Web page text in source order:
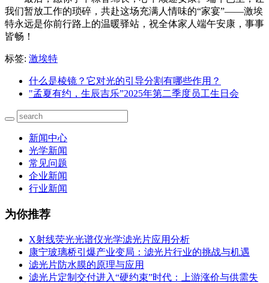
我们暂放工作的琐碎，共赴这场充满人情味的“家宴”——激埃
特永远是你前行路上的温暖驿站，祝全体家人端午安康，事事
皆畅！
标签: 激埃特
什么是棱镜？它对光的引导分割有哪些作用？
"孟夏有约，生辰吉乐”2025年第二季度员工生日会
新闻中心
光学新闻
常见问题
企业新闻
行业新闻
为你推荐
X射线荧光光谱仪光学滤光片应用分析
康宁玻璃桥引爆产业变局：滤光片行业的挑战与机遇
滤光片防水膜的原理与应用
滤光片定制交付进入“硬约束”时代：上游涨价与供需失